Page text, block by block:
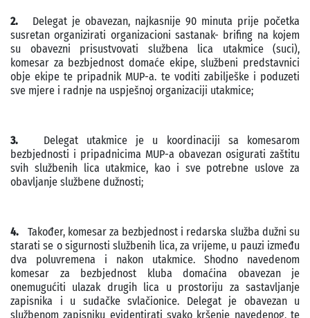
2.
Delegat je obavezan, najkasnije 90 minuta prije početka
susretan organizirati organizacioni sastanak- brifing na kojem
su obavezni prisustvovati službena lica utakmice (suci),
komesar za bezbjednost domaće ekipe, službeni predstavnici
obje ekipe te pripadnik MUP-a. te voditi zabilješke i poduzeti
sve mjere i radnje na uspješnoj organizaciji utakmice;
3.
Delegat utakmice je u koordinaciji sa komesarom
bezbjednosti i pripadnicima MUP-a obavezan osigurati zaštitu
svih službenih lica utakmice, kao i sve potrebne uslove za
obavljanje službene dužnosti;
4. Također, komesar za bezbjednost i redarska služba dužni su
starati se o sigurnosti službenih lica, za vrijeme, u pauzi između
dva poluvremena i nakon utakmice. Shodno navedenom
komesar za bezbjednost kluba domaćina obavezan je
onemugućiti ulazak drugih lica u prostoriju za sastavljanje
zapisnika i u sudačke svlačionice. Delegat je obavezan u
službenom zapisniku evidentirati svako kršenje navedenog, te